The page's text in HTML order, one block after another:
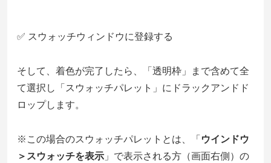
✅ スウォッチウィンドウに登録する
そして、着色が完了したら、「透明枠」まで含めて全
て選択し「スウォッチパレット」にドラックアンドド
ロップします。
※この場合のスウォッチパレットとは、「 ウインドウ
＞スウォッチを表示 」で表示される方（画面右側）の